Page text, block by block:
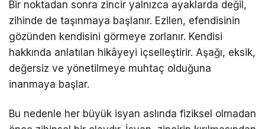
Bir noktadan sonra zincir yalnızca ayaklarda değil,
zihinde de taşınmaya başlanır. Ezilen, efendisinin
gözünden kendisini görmeye zorlanır. Kendisi
hakkında anlatılan hikâyeyi içselleştirir. Aşağı, eksik,
değersiz ve yönetilmeye muhtaç olduğuna
inanmaya başlar.
Bu nedenle her büyük isyan aslında fiziksel olmadan